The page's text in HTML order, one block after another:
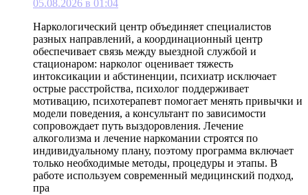
05.08.2026 в 01:04
Наркологический центр объединяет специалистов
разных направлений, а координационный центр
обеспечивает связь между выездной службой и
стационаром: нарколог оценивает тяжесть
интоксикации и абстиненции, психиатр исключает
острые расстройства, психолог поддерживает
мотивацию, психотерапевт помогает менять привычки и
модели поведения, а консультант по зависимости
сопровождает путь выздоровления. Лечение
алкоголизма и лечение наркомании строятся по
индивидуальному плану, поэтому программа включает
только необходимые методы, процедуры и этапы. В
работе используем современный медицинский подход,
пра